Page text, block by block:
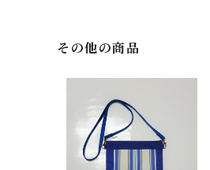
その他の商品